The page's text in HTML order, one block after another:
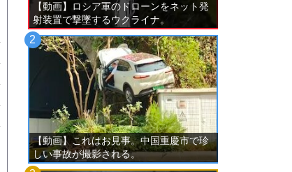
【動画】ロシア軍のドローンをネット発
射装置で撃墜するウクライナ。
【動画】これはお見事。中国重慶市で珍
しい事故が撮影される。